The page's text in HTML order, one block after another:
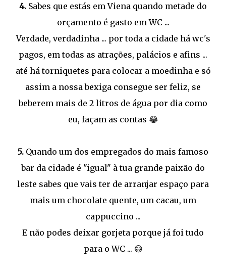
4. Sabes que estás em Viena quando metade do
orçamento é gasto em WC ...
Verdade, verdadinha ... por toda a cidade há wc's
pagos, em todas as atrações, palácios e afins ...
até há torniquetes para colocar a moedinha e só
assim a nossa bexiga consegue ser feliz, se
beberem mais de 2 litros de água por dia como
eu, façam as contas 😂
5. Quando um dos empregados do mais famoso
bar da cidade é "igual" à tua grande paixão do
leste sabes que vais ter de arranjar espaço para
mais um chocolate quente, um cacau, um
cappuccino ...
E não podes deixar gorjeta porque já foi tudo
para o WC ... 😅